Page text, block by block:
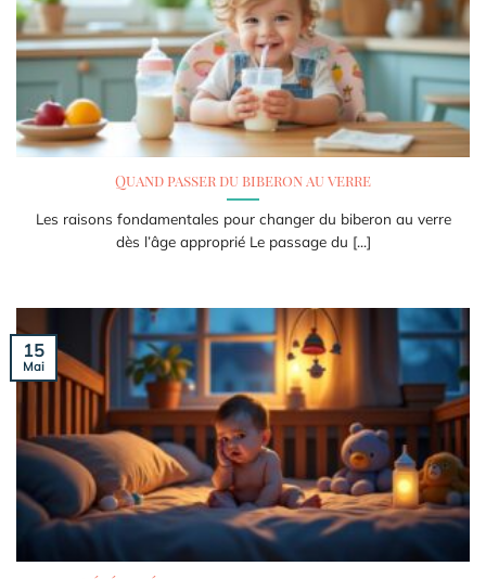
Quand passer du biberon au verre
Les raisons fondamentales pour changer du biberon au verre
dès l’âge approprié Le passage du [...]
15
Mai